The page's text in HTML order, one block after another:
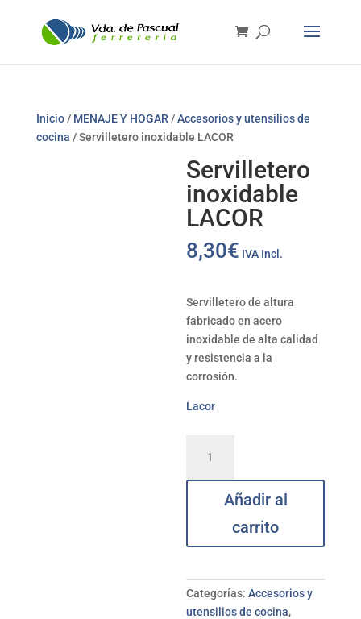
Inicio/ MENAJE Y HOGAR /Accesorios y utensilios de
cocina / Servilletero inoxidable LACOR
Servilletero
inoxidable
LACOR
8,30€ IVA Incl.
Servilletero de altura
fabricado en acero
inoxidable de alta calidad
y resistencia a la
corrosión.
Lacor
inoxidable
LACOR
cantidadAñadir al
carrito
Categorías:Accesorios y
utensilios de cocina,